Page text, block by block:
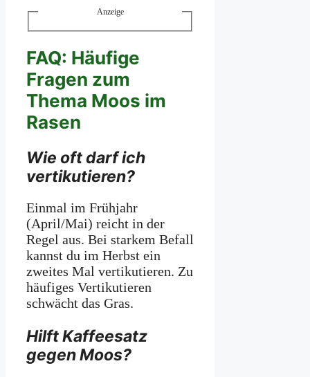
Anzeige
FAQ: Häufige
Fragen zum
Thema Moos im
Rasen
Wie oft darf ich
vertikutieren?
Einmal im Frühjahr
(April/Mai) reicht in der
Regel aus. Bei starkem Befall
kannst du im Herbst ein
zweites Mal vertikutieren. Zu
häufiges Vertikutieren
schwächt das Gras.
Hilft Kaffeesatz
gegen Moos?